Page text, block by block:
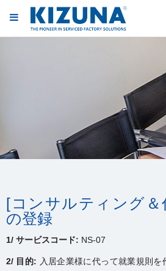
[コンサルティング＆
の登録
1/ サービスコード: NS-07
2/ 目的: 入居企業様に代って就業規則